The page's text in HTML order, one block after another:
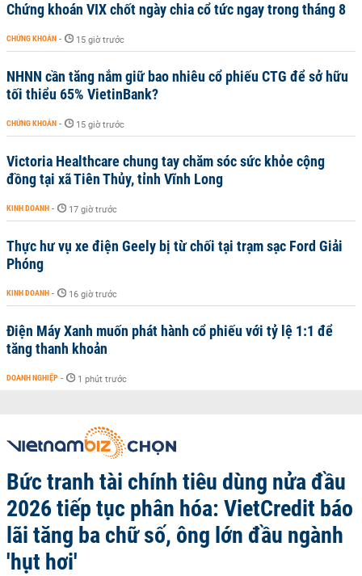
Chứng khoán VIX chốt ngày chia cổ tức ngay trong tháng 8
CHỨNG KHOÁN - 15 giờ trước
NHNN cần tăng nắm giữ bao nhiêu cổ phiếu CTG để sở hữu
tối thiểu 65% VietinBank?
CHỨNG KHOÁN - 15 giờ trước
Victoria Healthcare chung tay chăm sóc sức khỏe cộng
đồng tại xã Tiên Thủy, tỉnh Vĩnh Long
KINH DOANH - 17 giờ trước
Thực hư vụ xe điện Geely bị từ chối tại trạm sạc Ford Giải
Phóng
KINH DOANH - 16 giờ trước
Điện Máy Xanh muốn phát hành cổ phiếu với tỷ lệ 1:1 để
tăng thanh khoản
DOANH NGHIỆP - 1 phút trước
Bức tranh tài chính tiêu dùng nửa đầu
2026 tiếp tục phân hóa: VietCredit báo
lãi tăng ba chữ số, ông lớn đầu ngành
'hụt hơi'